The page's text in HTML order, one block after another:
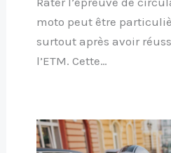
moto peut être
surtout après avoir
l’ETM. Cette…